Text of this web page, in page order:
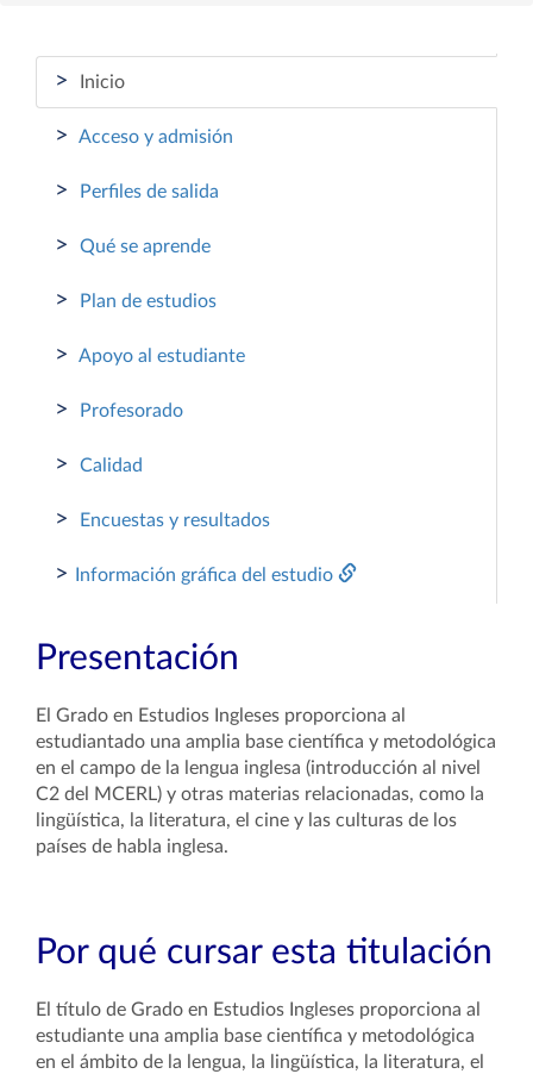
> Inicio
> Acceso y admisión
> Perfiles de salida
> Qué se aprende
> Plan de estudios
> Apoyo al estudiante
> Profesorado
> Calidad
> Encuestas y resultados
> Información gráfica del estudio
Presentación
El Grado en Estudios Ingleses proporciona al
estudiantado una amplia base científica y metodológica
en el campo de la lengua inglesa (introducción al nivel
C2 del MCERL) y otras materias relacionadas, como la
lingüística, la literatura, el cine y las culturas de los
países de habla inglesa.
Por qué cursar esta titulación
El título de Grado en Estudios Ingleses proporciona al
estudiante una amplia base científica y metodológica
en el ámbito de la lengua, la lingüística, la literatura, el